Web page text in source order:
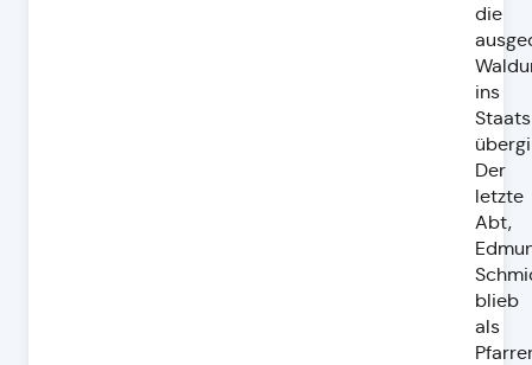
die
ins
Der
letzte
Abt,
blieb
als